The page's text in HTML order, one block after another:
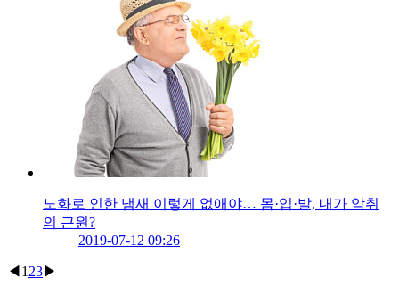
노화로 인한 냄새 이렇게 없애야… 몸·입·발, 내가 악취
의 근원?
2019-07-12 09:26
◀ 1 23▶